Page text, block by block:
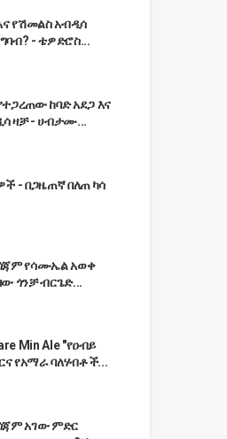
የሽመልስ አብዲሳ
- ቴዎድሮስ...
ከባድ አደጋ እና
ዛቻ - ሀብታሙ...
- በጋዜጠኛ በለጠ ካሳ
የሳሙኤል አወቀ
ጎንቻ ብርጌድ...
Min Ale "የዐብይ
የአማራ ባለሃብቶች...
አገው ምድር